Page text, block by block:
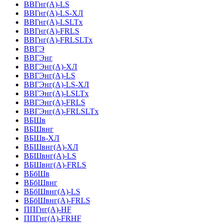
ВВГнг(А)-LS
ВВГнг(А)-LS-ХЛ
ВВГнг(А)-LSLTx
ВВГнг(А)-FRLS
ВВГнг(А)-FRLSLTx
ВВГЭ
ВВГЭнг
ВВГЭнг(A)-ХЛ
ВВГЭнг(А)-LS
ВВГЭнг(А)-LS-ХЛ
ВВГЭнг(А)-LSLTx
ВВГЭнг(А)-FRLS
ВВГЭнг(А)-FRLSLTx
ВБШв
ВБШвнг
ВБШв-ХЛ
ВБШвнг(A)-ХЛ
ВБШвнг(A)-LS
ВБШвнг(A)-FRLS
ВБбШв
ВБбШвнг
ВБбШвнг(A)-LS
ВБбШвнг(A)-FRLS
ППГнг(А)-HF
ППГнг(А)-FRHF